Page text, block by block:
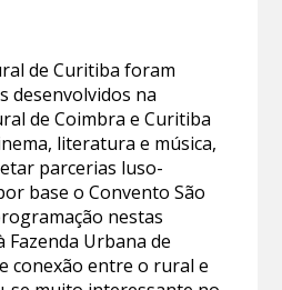
de Curitiba foram
desenvolvidos na
de Coimbra e Curitiba
literatura e música,
parcerias luso-
base o Convento São
nestas
Fazenda Urbana de
conexão entre o rural e